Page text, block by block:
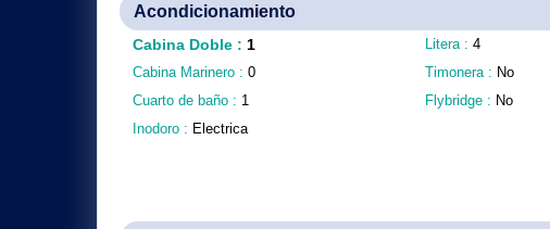
Acondicionamiento
Cabina Doble : 1
Cabina Marinero : 0
Cuarto de baño : 1
Inodoro : Electrica
Litera : 4
Timonera : No
Flybridge : No